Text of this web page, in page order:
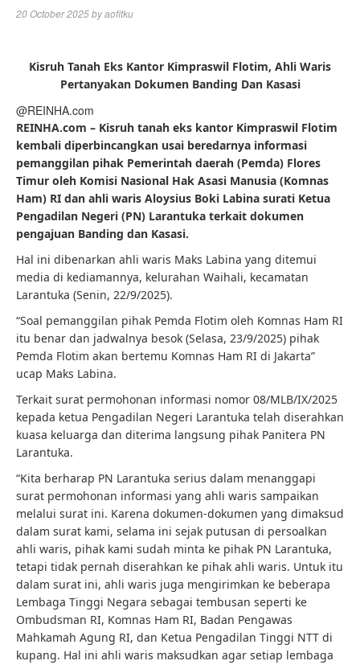
20 October 2025byaofitku
Kisruh Tanah Eks Kantor Kimpraswil Flotim, Ahli Waris
Pertanyakan Dokumen Banding Dan Kasasi
@REINHA.com
REINHA.com – Kisruh tanah eks kantor Kimpraswil Flotim
kembali diperbincangkan usai beredarnya informasi
pemanggilan pihak Pemerintah daerah (Pemda) Flores
Timur oleh Komisi Nasional Hak Asasi Manusia (Komnas
Ham) RI dan ahli waris Aloysius Boki Labina surati Ketua
Pengadilan Negeri (PN) Larantuka terkait dokumen
pengajuan Banding dan Kasasi.
Hal ini dibenarkan ahli waris Maks Labina yang ditemui
media di kediamannya, kelurahan Waihali, kecamatan
Larantuka (Senin, 22/9/2025).
“Soal pemanggilan pihak Pemda Flotim oleh Komnas Ham RI
itu benar dan jadwalnya besok (Selasa, 23/9/2025) pihak
Pemda Flotim akan bertemu Komnas Ham RI di Jakarta”
ucap Maks Labina.
Terkait surat permohonan informasi nomor 08/MLB/IX/2025
kepada ketua Pengadilan Negeri Larantuka telah diserahkan
kuasa keluarga dan diterima langsung pihak Panitera PN
Larantuka.
“Kita berharap PN Larantuka serius dalam menanggapi
surat permohonan informasi yang ahli waris sampaikan
melalui surat ini. Karena dokumen-dokumen yang dimaksud
dalam surat kami, selama ini sejak putusan di persoalkan
ahli waris, pihak kami sudah minta ke pihak PN Larantuka,
tetapi tidak pernah diserahkan ke pihak ahli waris. Untuk itu
dalam surat ini, ahli waris juga mengirimkan ke beberapa
Lembaga Tinggi Negara sebagai tembusan seperti ke
Ombudsman RI, Komnas Ham RI, Badan Pengawas
Mahkamah Agung RI, dan Ketua Pengadilan Tinggi NTT di
kupang. Hal ini ahli waris maksudkan agar setiap lembaga